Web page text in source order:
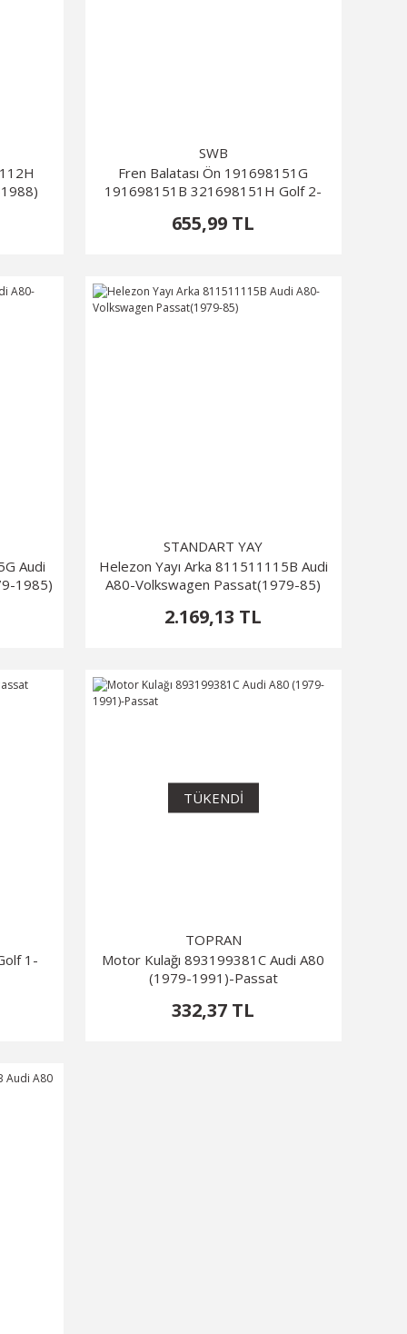
SWB
Fren Balatası Ön 191698151G
191698151B 321698151H Golf 2-
655,99 TL
Audi
1985)
STANDART YAY
Helezon Yayı Arka 811511115B Audi
A80-Volkswagen Passat(1979-85)
2.169,13 TL
1-
TÜKENDİ
TOPRAN
Motor Kulağı 893199381C Audi A80
(1979-1991)-Passat
332,37 TL